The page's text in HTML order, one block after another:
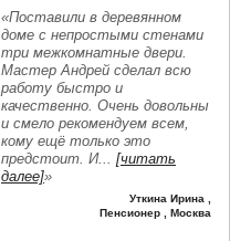
«Поставили в деревянном
доме с непростыми стенами
три межкомнатные двери.
Мастер Андрей сделал всю
работу быстро и
качественно. Очень довольны
и смело рекомендуем всем,
кому ещё только это
предстоит. И... [читать
далее]»
Уткина Ирина ,
Пенсионер , Москва